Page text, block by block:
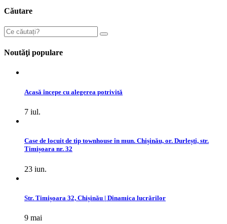
Căutare
Noutăţi populare
Acasă începe cu alegerea potrivită
7 iul.
Case de locuit de tip townhouse în mun. Chișinău, or. Durlești, str.
Timișoara nr. 32
23 iun.
Str. Timișoara 32, Chișinău | Dinamica lucrărilor
9 mai